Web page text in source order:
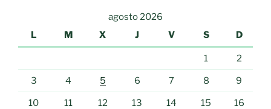
agosto 2026
L
M X J V S D
1 2
3 4 5 6 7 8 9
10 11 12 13 14 15 16